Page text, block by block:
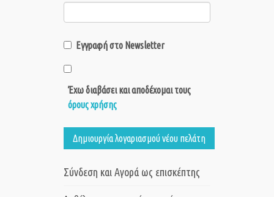
Εγγραφή στο Newsletter
Έχω διαβάσει και αποδέχομαι τους
όρους χρήσης
Δημιουργία λογαριασμού νέου πελάτη
Σύνδεση και Αγορά ως επισκέπτης